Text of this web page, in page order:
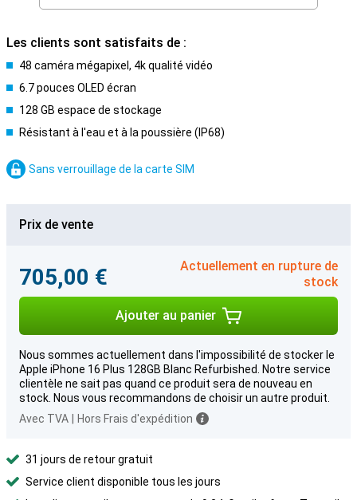
Les clients sont satisfaits de :
48 caméra mégapixel, 4k qualité vidéo
6.7 pouces OLED écran
128 GB espace de stockage
Résistant à l'eau et à la poussière (IP68)
Sans verrouillage de la carte SIM
Prix de vente
705,00 €
Actuellement en rupture de
stock
Ajouter au panier
Nous sommes actuellement dans l'impossibilité de stocker le
Apple iPhone 16 Plus 128GB Blanc Refurbished. Notre service
clientèle ne sait pas quand ce produit sera de nouveau en
stock. Nous vous recommandons de choisir un autre produit.
Avec TVA
Hors Frais d'expédition
31 jours de retour gratuit
Service client disponible tous les jours